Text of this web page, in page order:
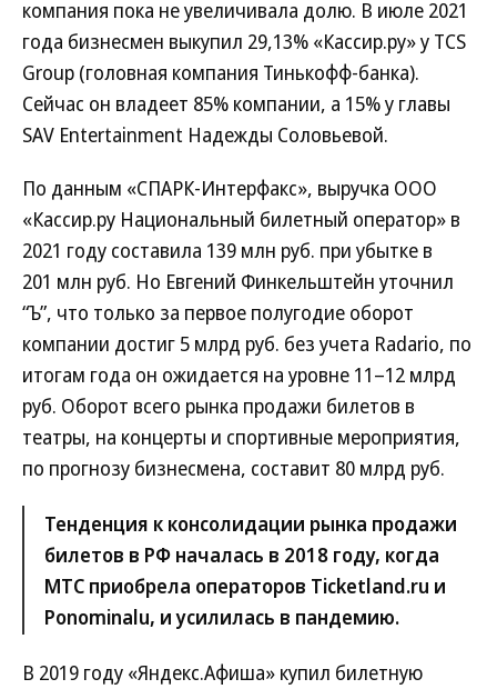
компания пока не увеличивала долю. В июле 2021
года бизнесмен выкупил 29,13% «Кассир.ру» у TCS
Group (головная компания Тинькофф-банка).
Сейчас он владеет 85% компании, а 15% у главы
SAV Entertainment Надежды Соловьевой.
По данным «СПАРК-Интерфакс», выручка ООО
«Кассир.ру Национальный билетный оператор» в
2021 году составила 139 млн руб. при убытке в
201 млн руб. Но Евгений Финкельштейн уточнил
“Ъ”, что только за первое полугодие оборот
компании достиг 5 млрд руб. без учета Radario, по
итогам года он ожидается на уровне 11–12 млрд
руб. Оборот всего рынка продажи билетов в
театры, на концерты и спортивные мероприятия,
по прогнозу бизнесмена, составит 80 млрд руб.
Тенденция к консолидации рынка продажи
билетов в РФ началась в 2018 году, когда
МТС приобрела операторов Ticketland.ru и
Ponominalu, и усилилась в пандемию.
В 2019 году «Яндекс.Афиша» купил билетную